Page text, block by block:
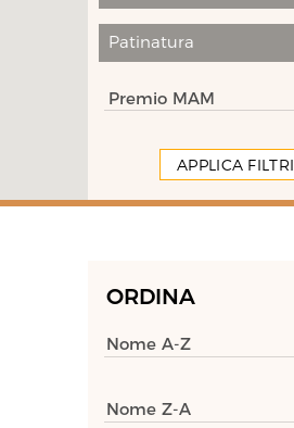
Patinatura
Premio MAM
APPLICA FILTRI
ORDINA
Nome A-Z
Nome Z-A